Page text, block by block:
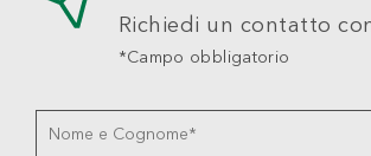
Richiedi un contatto
*Campo obbligatorio